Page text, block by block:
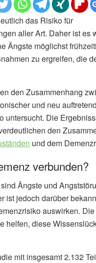
das Risiko für
aller Art. Daher ist es
Ängste möglichst
zu ergreifen, die
den Zusammenhang
und neu
untersucht. Die
den
und dem
verbunden?
Ängste und
ist jedoch darüber
auswirken.
helfen, diese
mit insgesamt 2.132